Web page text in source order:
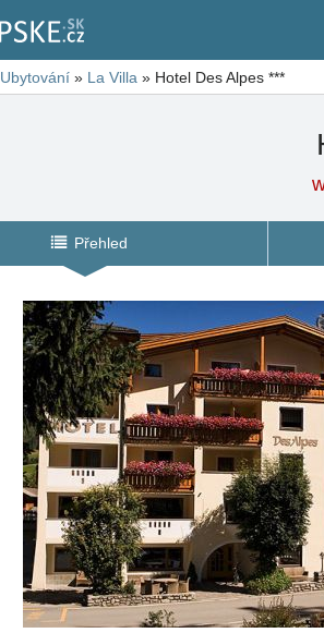
Ubytování » La Villa » Hotel Des Alpes ***
Přehled